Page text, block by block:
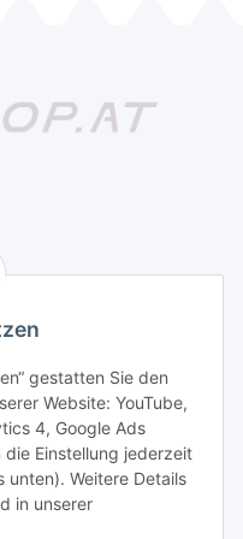
zu
gestatten Sie den
Website: YouTube,
4, Google Ads
die Einstellung jederzeit
Weitere Details
in unserer